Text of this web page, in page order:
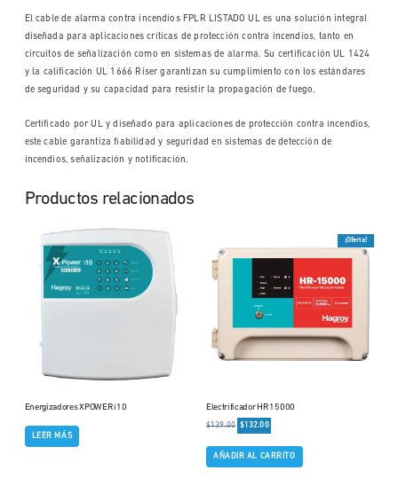
El cable de alarma contra incendios FPLR LISTADO UL es una solución integral
diseñada para aplicaciones críticas de protección contra incendios, tanto en
circuitos de señalización como en sistemas de alarma. Su certificación UL 1424
y la calificación UL 1666 Riser garantizan su cumplimiento con los estándares
de seguridad y su capacidad para resistir la propagación de fuego.
Certificado por UL y diseñado para aplicaciones de protección contra incendios,
este cable garantiza fiabilidad y seguridad en sistemas de detección de
incendios, señalización y notificación.
Productos relacionados
Energizadores XPOWER i10
LEER MÁS
¡Oferta!
Electrificador HR 15000
$139.00 $132.00
AÑADIR AL CARRITO